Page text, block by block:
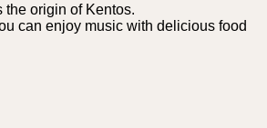
the origin of Kentos.
can enjoy music with delicious food